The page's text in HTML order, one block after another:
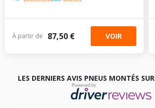
À partir de 87,50 € VOIR
LES DERNIERS AVIS PNEUS MONTÉS SUR